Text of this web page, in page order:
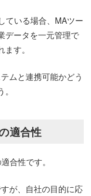
ている場合、MAツー
データを一元管理で
す。
ムと連携可能かどう
適合性
合性です。
が、自社の目的に応